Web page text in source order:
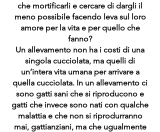
che mortificarli e cercare di dargli il
meno possibile facendo leva sul loro
amore per la vita e per quello che
fanno?
Un allevamento non ha i costi di una
singola cucciolata, ma quelli di
un’intera vita umana per arrivare a
quella cucciolata. In un allevamento ci
sono gatti sani che si riproducono e
gatti che invece sono nati con qualche
malattia e che non si riprodurranno
mai, gattianziani, ma che ugualmente